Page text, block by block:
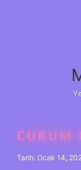
CURUM
Tarih: Ocak 14,